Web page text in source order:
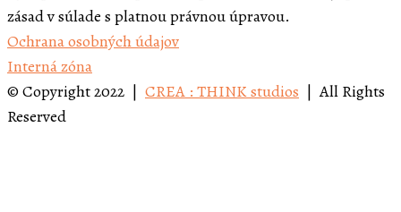
zásad v súlade s platnou právnou úpravou.
Ochrana osobných údajov
Interná zóna
© Copyright 2022 | CREA : THINK studios | All Rights
Reserved